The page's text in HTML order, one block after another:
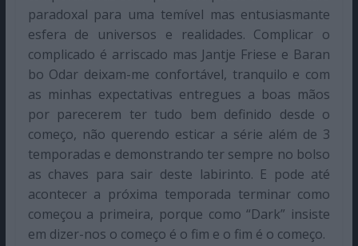
paradoxal para uma temível mas entusiasmante
esfera de universos e realidades. Complicar o
complicado é arriscado mas Jantje Friese e Baran
bo Odar deixam-me confortável, tranquilo e com
as minhas expectativas entregues a boas mãos
por parecerem ter tudo bem definido desde o
começo, não querendo esticar a série além de 3
temporadas e demonstrando ter sempre no bolso
as chaves para sair deste labirinto. E pode até
acontecer a próxima temporada terminar como
começou a primeira, porque como “Dark” insiste
em dizer-nos o começo é o fim e o fim é o começo.